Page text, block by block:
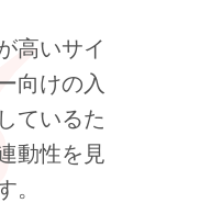
高いサイ
向けの入
ているた
動性を見